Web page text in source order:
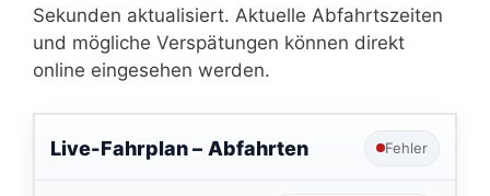
Sekunden aktualisiert. Aktuelle Abfahrtszeiten
und mögliche Verspätungen können direkt
online eingesehen werden.
Live-Fahrplan – Abfahrten Fehler